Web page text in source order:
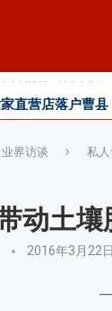
淮海小麦水肥
中心高产示范田
业界访谈 私
动土
2016年3月22日